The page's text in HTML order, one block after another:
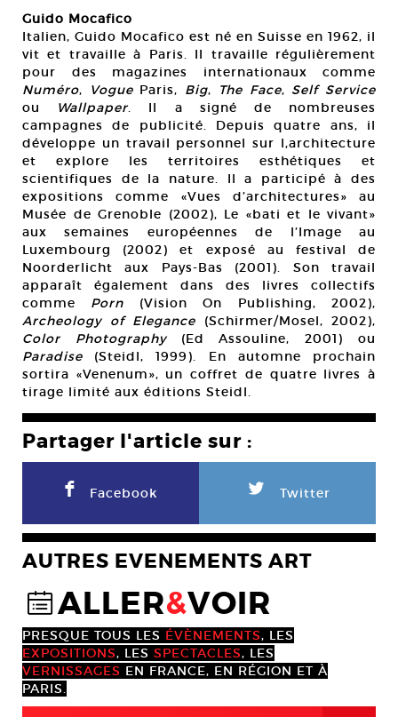
Guido Mocafico
Italien, Guido Mocafico est né en Suisse en 1962, il
vit et travaille à Paris. Il travaille régulièrement
pour des magazines internationaux comme
Numéro, VogueParis, Big, The Face, Self Service
ou
Wallpaper. Il a signé de nombreuses
campagnes de publicité. Depuis quatre ans, il
développe un travail personnel sur l‚architecture
et explore les territoires esthétiques et
scientifiques de la nature. Il a participé à des
expositions comme «Vues d’architectures» au
Musée de Grenoble (2002), Le «bati et le vivant»
aux semaines européennes de l’Image au
Luxembourg (2002) et exposé au festival de
Noorderlicht aux Pays-Bas (2001). Son travail
apparaît également dans des livres collectifs
comme Porn (Vision On Publishing, 2002),
Archeology of Elegance (Schirmer/Mosel, 2002),
Color Photography(Ed Assouline, 2001) ou
Paradise (Steidl, 1999). En automne prochain
sortira «Venenum», un coffret de quatre livres à
tirage limité aux éditions Steidl.
Partager l'article sur :
F Facebook L Twitter
AUTRES EVENEMENTS ART
@ALLER&VOIR
PRESQUE TOUS LES ÉVÈNEMENTS, LES
EXPOSITIONS, LES SPECTACLES, LES
VERNISSAGES EN FRANCE, EN RÉGION ET À
PARIS.